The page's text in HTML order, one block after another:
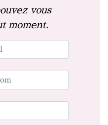
vous
moment.